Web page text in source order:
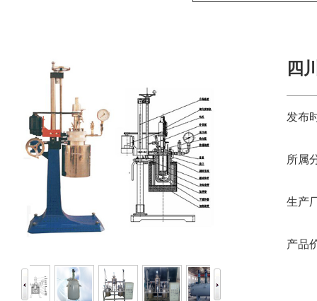
四
发布
所属
生产
产品